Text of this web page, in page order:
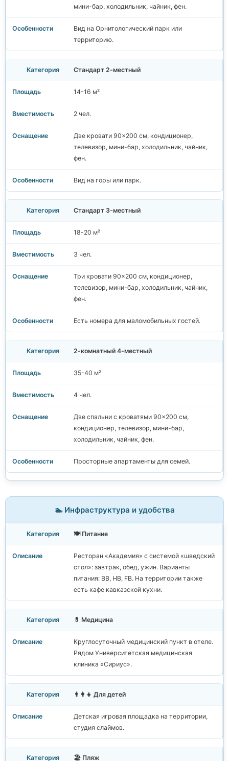
мини-бар, холодильник, чайник, фен.
Вид на Орнитологический парк или
территорию.
Стандарт 2-местный
14-16 м²
2 чел.
Две кровати 90×200 см, кондиционер,
телевизор, мини-бар, холодильник, чайник,
фен.
Вид на горы или парк.
Стандарт 3-местный
18-20 м²
3 чел.
Три кровати 90×200 см, кондиционер,
телевизор, мини-бар, холодильник, чайник,
фен.
Есть номера для маломобильных гостей.
2-комнатный 4-местный
35-40 м²
4 чел.
Две спальни с кроватями 90×200 см,
кондиционер, телевизор, мини-бар,
холодильник, чайник, фен.
Просторные апартаменты для семей.
🏊 Инфраструктура и удобства
🍽️ Питание
Ресторан «Академия» с системой «шведский
стол»: завтрак, обед, ужин. Варианты
питания: BB, HB, FB. На территории также
есть кафе кавказской кухни.
💊 Медицина
Круглосуточный медицинский пункт в отеле.
Рядом Университетская медицинская
клиника «Сириус».
👨‍👩‍👧 Для детей
Детская игровая площадка на территории,
студия слаймов.
🏖️ Пляж